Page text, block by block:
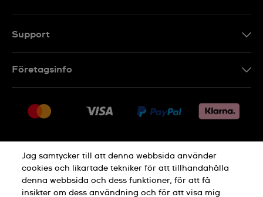
Support
Returer
Försäljningsvillkor
Ångra köp
Företagsinfo
Jobs
Integritetspolicy Cookie Notice
Jag samtycker till att denna webbsida använder
cookies och likartade tekniker för att tillhandahålla
denna webbsida och dess funktioner, för att få
insikter om dess användning och för att visa mig